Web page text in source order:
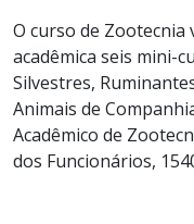
O curso de Zootecnia
acadêmica seis mini-
Silvestres,
Animais de
Acadêmico de
dos Funcionários,